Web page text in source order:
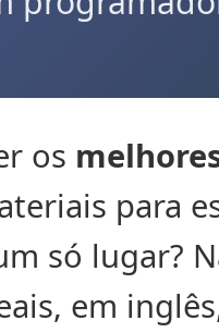
os
para
só lugar?
em